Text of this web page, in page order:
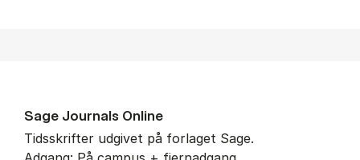
Sage Jour­nals On­li­ne
Tidsskrifter udgivet på forlaget Sage.